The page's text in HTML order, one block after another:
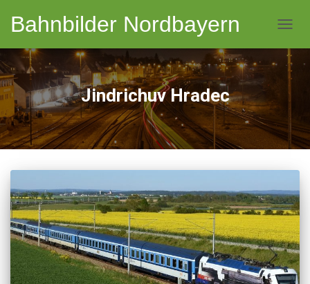
Bahnbilder Nordbayern
Jindrichuv Hradec